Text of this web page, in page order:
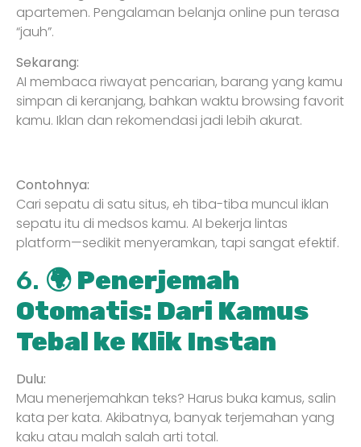
apartemen. Pengalaman belanja online pun terasa
“jauh”.
Sekarang:
AI membaca riwayat pencarian, barang yang kamu
simpan di keranjang, bahkan waktu browsing favorit
kamu. Iklan dan rekomendasi jadi lebih akurat.
Contohnya:
Cari sepatu di satu situs, eh tiba-tiba muncul iklan
sepatu itu di medsos kamu. AI bekerja lintas
platform—sedikit menyeramkan, tapi sangat efektif.
6. 🌍 Penerjemah
Otomatis: Dari Kamus
Tebal ke Klik Instan
Dulu:
Mau menerjemahkan teks? Harus buka kamus, salin
kata per kata. Akibatnya, banyak terjemahan yang
kaku atau malah salah arti total.